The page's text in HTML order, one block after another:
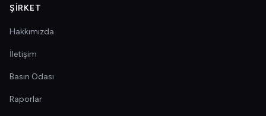
ŞIRKET
Hakkımızda
İletişim
Basın Odası
Raporlar